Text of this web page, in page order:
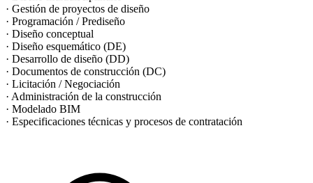
· Gestión de proyectos de diseño
· Programación / Prediseño
· Diseño conceptual
· Diseño esquemático (DE)
· Desarrollo de diseño (DD)
· Documentos de construcción (DC)
· Licitación / Negociación
· Administración de la construcción
· Modelado BIM
· Especificaciones técnicas y procesos de contratación